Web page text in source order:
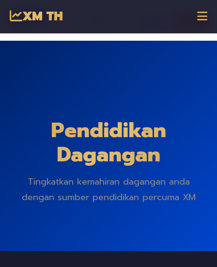
XM TH เริ่มเทรด
Pendidikan
Dagangan
Tingkatkan kemahiran dagangan anda
dengan sumber pendidikan percuma XM